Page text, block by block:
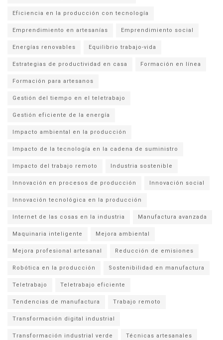
Eficiencia en la producción con tecnología
Emprendimiento en artesanías Emprendimiento social
Energías renovables Equilibrio trabajo-vida
Estrategias de productividad en casa Formación en línea
Formación para artesanos
Gestión del tiempo en el teletrabajo
Gestión eficiente de la energía
Impacto ambiental en la producción
Impacto de la tecnología en la cadena de suministro
Impacto del trabajo remoto Industria sostenible
Innovación en procesos de producción Innovación social
Innovación tecnológica en la producción
Internet de las cosas en la industria Manufactura avanzada
Maquinaria inteligente Mejora ambiental
Mejora profesional artesanal Reducción de emisiones
Robótica en la producción Sostenibilidad en manufactura
Teletrabajo Teletrabajo eficiente
Tendencias de manufactura Trabajo remoto
Transformación digital industrial
Transformación industrial verde Técnicas artesanales